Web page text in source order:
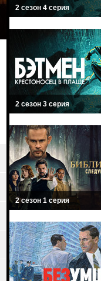
2 сезон 4 серия
2 сезон 3 серия
2 сезон 1 серия